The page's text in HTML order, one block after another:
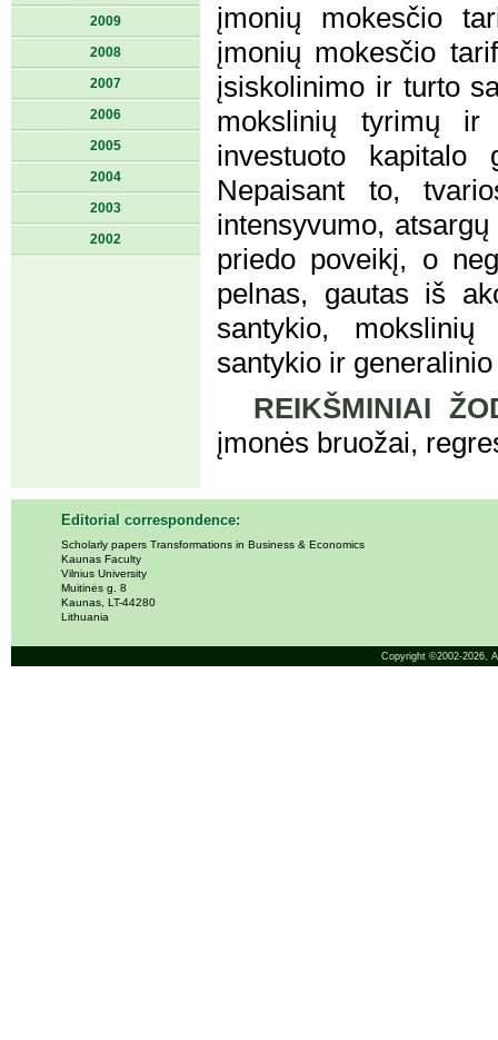
2009
2008
2007
2006
2005
2004
2003
2002
įmonių mokesčio
įmonių mokesčio
įsiskolinimo ir turto
mokslinių tyrimų ir
investuoto kapitalo
Nepaisant to,
intensyvumo,
priedo poveikį, o
pelnas, gautas iš
santykio,
santykio ir
REIKŠMINIAI
įmonės bruožai,
Editorial correspondence:
Scholarly papers Transformations in Business & Economics
Kaunas Faculty
Vilnius University
Muitinės g. 8
Kaunas, LT-44280
Lithuania
Copyright ©2002-2026,